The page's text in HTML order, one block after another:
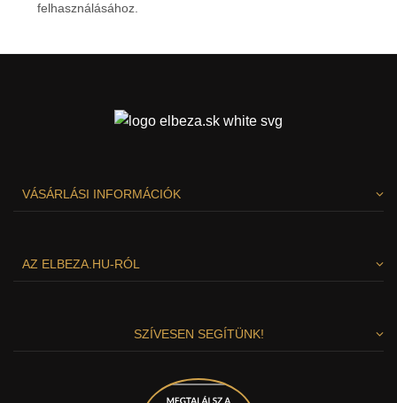
felhasználásához.
VÁSÁRLÁSI INFORMÁCIÓK
AZ ELBEZA.HU-RÓL
SZÍVESEN SEGÍTÜNK!